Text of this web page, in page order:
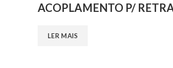
ACOPLAMENTO P/
LER MAIS